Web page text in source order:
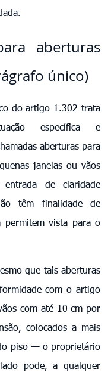
aberturas
único)
do artigo 1.302 trata
específica e
aberturas para
janelas ou vãos
entrada de claridade
têm finalidade de
permitem vista para o
que tais aberturas
com o artigo
com até 10 cm por
colocados a mais
piso — o proprietário
pode, a qualquer